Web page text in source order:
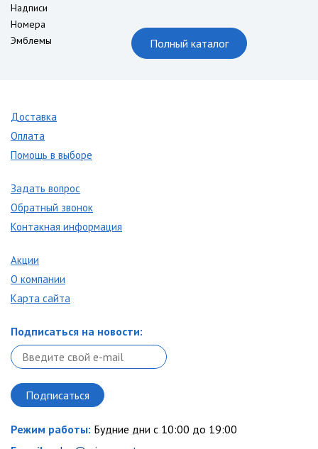
Надписи
Номера
Эмблемы
Полный каталог
Доставка
Оплата
Помощь в выборе
Задать вопрос
Обратный звонок
Контакная информация
Акции
О компании
Карта сайта
Подписаться на новости:
Режим работы: Будние дни с 10:00 до 19:00